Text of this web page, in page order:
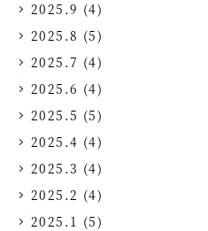
2025.9 (4)
2025.8 (5)
2025.7 (4)
2025.6 (4)
2025.5 (5)
2025.4 (4)
2025.3 (4)
2025.2 (4)
2025.1 (5)